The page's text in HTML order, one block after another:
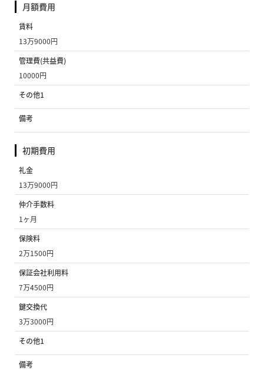
月額費用
賃料
13万9000円
管理費(共益費)
10000円
その他1
備考
初期費用
礼金
13万9000円
仲介手数料
1ヶ月
保険料
2万1500円
保証会社利用料
7万4500円
鍵交換代
3万3000円
その他1
備考